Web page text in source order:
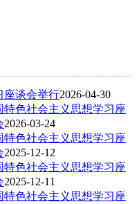
座谈会举行2026-04-30
色社会主义思想学习座
2026-03-24
色社会主义思想学习座
2025-12-12
色社会主义思想学习座
2025-12-11
色社会主义思想学习座